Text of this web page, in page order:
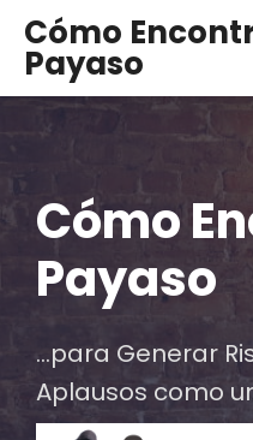
Cómo
Payaso
Cómo
Payaso
...para Generar
Aplausos como